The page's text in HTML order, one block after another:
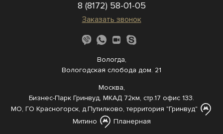
8 (8172) 58-01-05
Заказать звонок
Вологда,
Вологодская слобода дом. 21
Москва,
Бизнес-Парк Гринвуд, МКАД 72км, стр.17 офис 133.
МО, ГО Красногорск, д.Путилково, территория "Гринвуд"
Митино
Планерная